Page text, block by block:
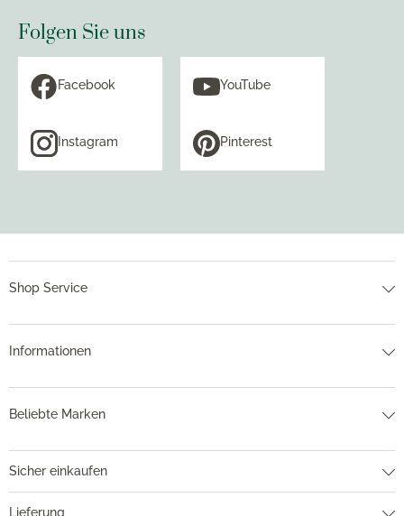
Folgen Sie uns
Facebook YouTube
Instagram Pinterest
Shop Service
Informationen
Beliebte Marken
Sicher einkaufen
Lieferung